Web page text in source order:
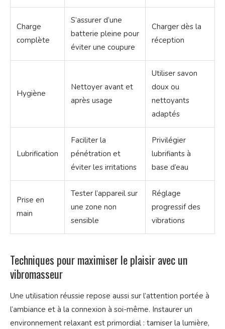
Charge
complète
S’assurer d’une
batterie pleine pour
éviter une coupure
Charger dès la
réception
Hygiène
Nettoyer avant et
après usage
Utiliser savon
doux ou
nettoyants
adaptés
Lubrification
Faciliter la
pénétration et
éviter les irritations
Privilégier
lubrifiants à
base d’eau
Prise en
main
Tester l’appareil sur
une zone non
sensible
Réglage
progressif des
vibrations
Techniques pour maximiser le plaisir avec un
vibromasseur
Une utilisation réussie repose aussi sur l’attention portée à
l’ambiance et à la connexion à soi-même. Instaurer un
environnement relaxant est primordial : tamiser la lumière,